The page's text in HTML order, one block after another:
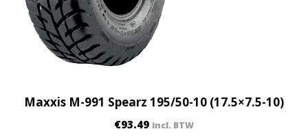
Maxxis M-991 Spearz 195/50-10 (17.5×7.5-10)
€93.49 incl. BTW